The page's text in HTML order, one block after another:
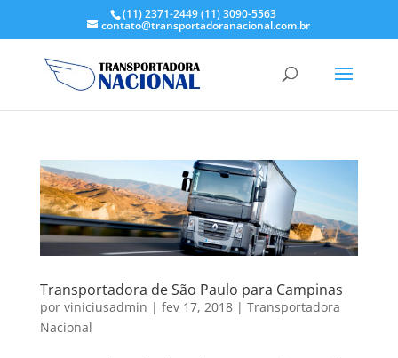
(11) 2371-2449(11) 3090-5563
contato@transportadoranacional.com.br
Transportadora de São Paulo para Campinas
por viniciusadmin | fev 17, 2018| Transportadora
Nacional